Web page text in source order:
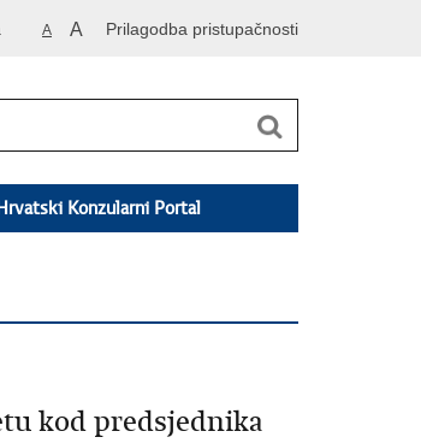
A A Prilagodba pristupačnosti
Hrvatski Konzularni Portal
kod predsjednika